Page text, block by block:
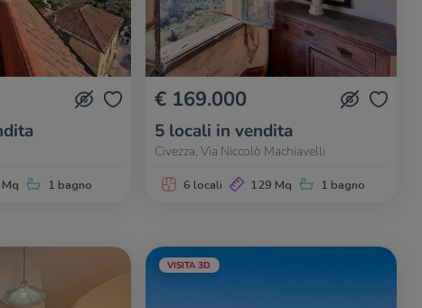
1 bagno
€ 169.000
5 locali in vendita
Civezza, Via Niccolò Machiavelli
6 locali 129 Mq 1 bagno
VISITA 3D